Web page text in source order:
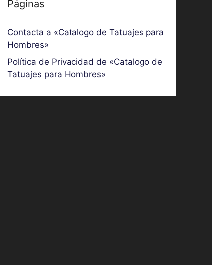
Páginas
Contacta a «Catalogo de Tatuajes para
Hombres»
Política de Privacidad de «Catalogo de
Tatuajes para Hombres»